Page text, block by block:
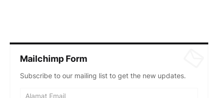
Mailchimp Form
Subscribe to our mailing list to get the new updates.